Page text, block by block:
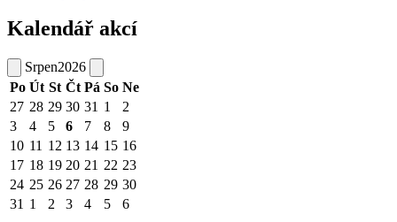
Kalendář akcí
Srpen2026
Po Út St Čt Pá So Ne
27 28 29 30 31 1
2
3
4 5 6 7 8
9
10 11 12 13 14 15 16
17 18 19 20 21 22 23
24 25 26 27 28 29 30
31 1 2 3 4 5 6